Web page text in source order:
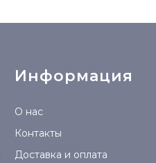
Информация
О нас
Контакты
Доставка и оплата